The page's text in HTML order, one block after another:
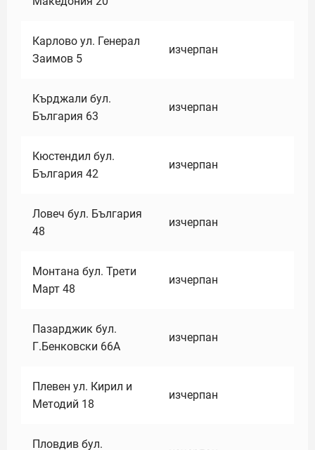
Карлово ул. Генерал
Заимов 5
изчерпан
Кърджали бул.
България 63
изчерпан
Кюстендил бул.
България 42
изчерпан
Ловеч бул. България
48
изчерпан
Монтана бул. Трети
Март 48
изчерпан
Пазарджик бул.
Г.Бенковски 66А
изчерпан
Плевен ул. Кирил и
Методий 18
изчерпан
Пловдив бул.